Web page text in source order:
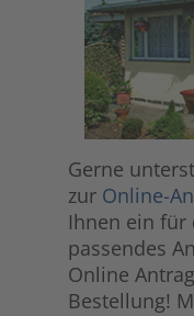
Gerne
zur Online-
Ihnen ein für
passendes
Online
Bestellung!